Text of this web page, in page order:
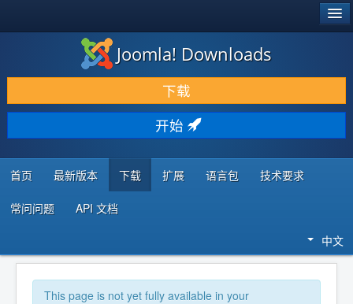
下载 & 扩展
发现 & 学习
社区 & 支持
开发者资源
Joomla! Downloads
下载
开始
首页 最新版本 下载 扩展 语言包 技术要求
常问问题 API 文档
中文
This page is not yet fully available in your